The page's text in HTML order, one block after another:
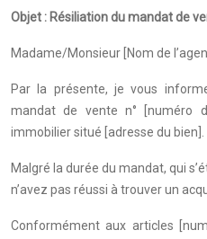
Objet : Résiliation du mandat de
Madame/Monsieur [Nom de
Par la présente, je vous
mandat de vente n° [numéro
immobilier situé [adresse du bien].
Malgré la durée du mandat, qui
n’avez pas réussi à trouver un
Conformément aux articles